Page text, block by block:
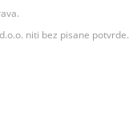
niti bez pisane potvrde.